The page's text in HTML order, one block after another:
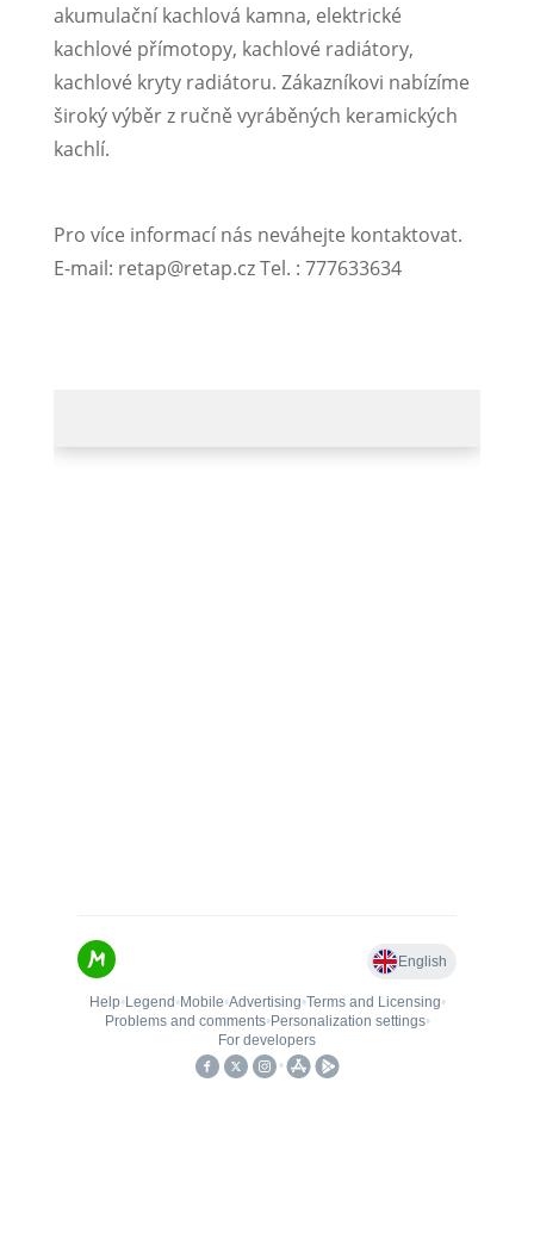
akumulační kachlová kamna, elektrické
kachlové přímotopy, kachlové radiátory,
kachlové kryty radiátoru. Zákazníkovi nabízíme
široký výběr z ručně vyráběných keramických
kachlí.
Pro více informací nás neváhejte kontaktovat.
E-mail: retap@retap.cz Tel. : 777633634